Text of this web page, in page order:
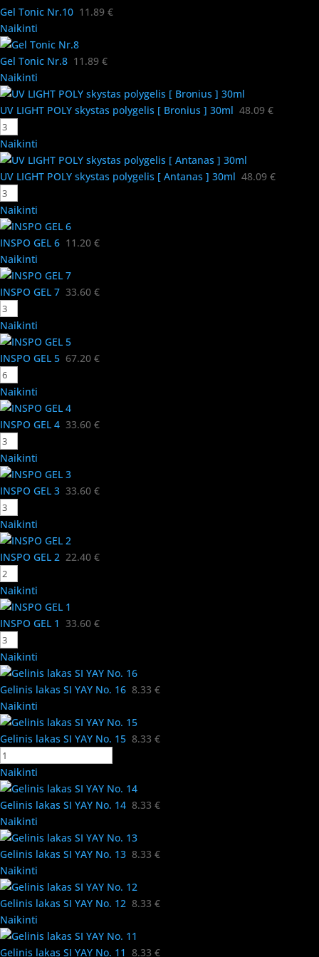
Gel Tonic Nr.10 11.89 €
Naikinti
Gel Tonic Nr.8 11.89 €
Naikinti
UV LIGHT POLY skystas polygelis [ Bronius ] 30ml 48.09 €
Naikinti
UV LIGHT POLY skystas polygelis [ Antanas ] 30ml 48.09 €
Naikinti
INSPO GEL 6 11.20 €
Naikinti
INSPO GEL 7 33.60 €
Naikinti
INSPO GEL 5 67.20 €
Naikinti
INSPO GEL 4 33.60 €
Naikinti
INSPO GEL 3 33.60 €
Naikinti
INSPO GEL 2 22.40 €
Naikinti
INSPO GEL 1 33.60 €
Naikinti
Gelinis lakas SI YAY No. 16 8.33 €
Naikinti
Gelinis lakas SI YAY No. 15 8.33 €
Naikinti
Gelinis lakas SI YAY No. 14 8.33 €
Naikinti
Gelinis lakas SI YAY No. 13 8.33 €
Naikinti
Gelinis lakas SI YAY No. 12 8.33 €
Naikinti
Gelinis lakas SI YAY No. 11 8.33 €